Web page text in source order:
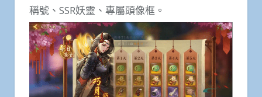
稱號、SSR妖靈、專屬頭像框。